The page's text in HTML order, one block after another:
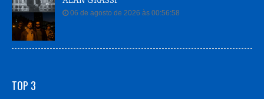
06 de agosto de 2026 às 00:56:58
TOP 3